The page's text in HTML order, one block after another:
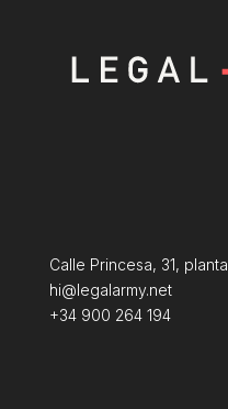
Calle Princesa, 31,
hi@legalarmy.net
+34 900 264 194